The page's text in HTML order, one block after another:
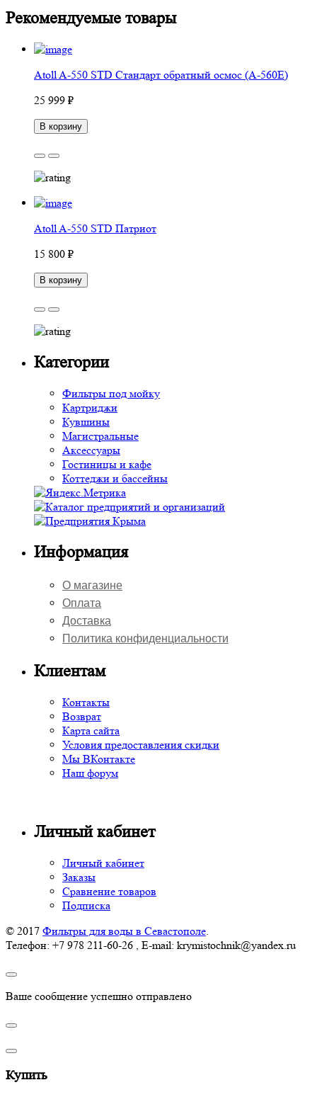
Рекомендуемые товары
Atoll A-550 STD Стандарт обратный осмос (A-560E)
25 999 ₽
В корзину
Atoll A-550 STD Патриот
15 800 ₽
В корзину
Категории
Фильтры под мойку
Картриджи
Кувшины
Магистральные
Аксессуары
Гостиницы и кафе
Коттеджи и бассейны
Информация
О магазине
Оплата
Доставка
Политика конфиденциальности
Клиентам
Контакты
Возврат
Карта сайта
Условия предоставления скидки
Мы ВКонтакте
Наш форум
Личный кабинет
Личный кабинет
Заказы
Сравнение товаров
Подписка
© 2017 Фильтры для воды в Севастополе.
Телефон: +7 978 211-60-26 , E-mail: krymistochnik@yandex.ru
Ваше сообщение успешно отправлено
Купить